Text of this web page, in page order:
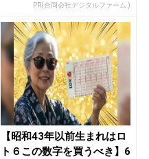
PR(合同会社デジタルファーム )
【昭和43年以前生まれはロ
ト６この数字を買うべき】6